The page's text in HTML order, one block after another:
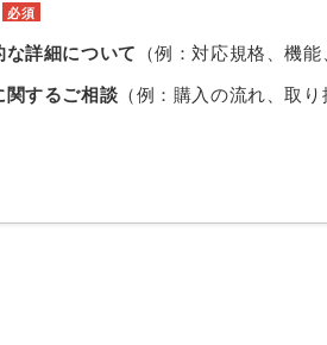
必須
詳細について （例：対応規格、機
関するご相談 （例：購入の流れ、取